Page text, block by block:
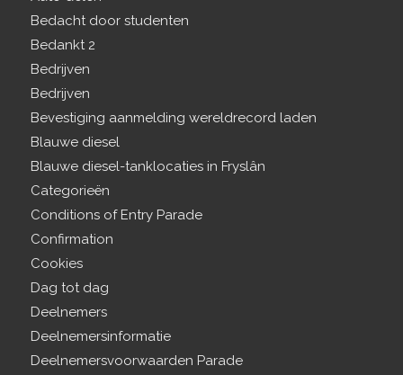
Bedacht door studenten
Bedankt 2
Bedrijven
Bedrijven
Bevestiging aanmelding wereldrecord laden
Blauwe diesel
Blauwe diesel-tanklocaties in Fryslân
Categorieën
Conditions of Entry Parade
Confirmation
Cookies
Dag tot dag
Deelnemers
Deelnemersinformatie
Deelnemersvoorwaarden Parade